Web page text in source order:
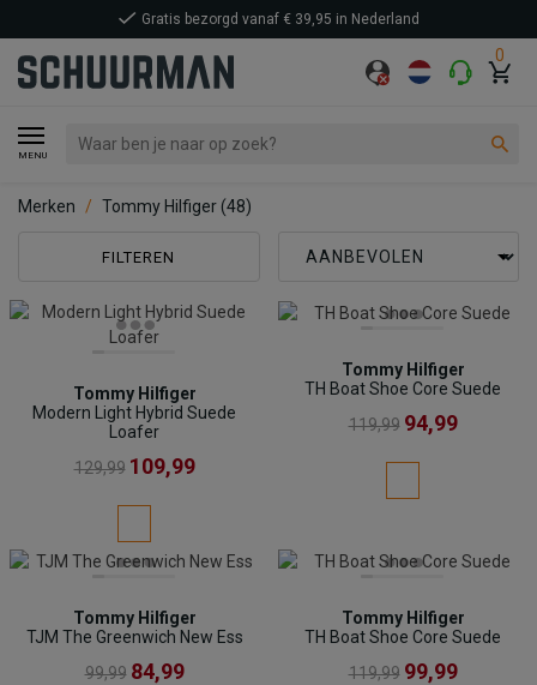
0
MENU
Gratis bezorgd vanaf € 39,95 in Nederland
Merken Tommy Hilfiger(48)
FILTEREN
Tommy Hilfiger
Modern Light Hybrid Suede
Loafer
129,99 109,99
Tommy Hilfiger
TH Boat Shoe Core Suede
119,99 94,99
Tommy Hilfiger
TJM The Greenwich New Ess
99,99 84,99
Tommy Hilfiger
TH Boat Shoe Core Suede
119,99 99,99